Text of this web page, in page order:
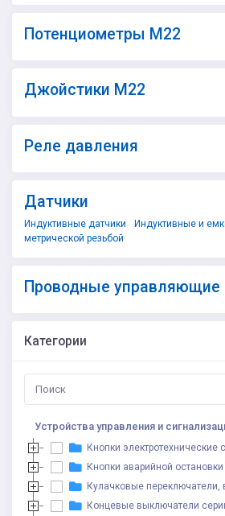
Потенциометры M22
Джойстики М22
Реле давления
Датчики
Индуктивные датчики
Индуктивные и
метрической резьбой
Проводные управляющие
Категории
Устройства управления и
Кнопки электротехнические
Кнопки аварийной остановки
Кулачковые переключатели,
Концевые выключатели